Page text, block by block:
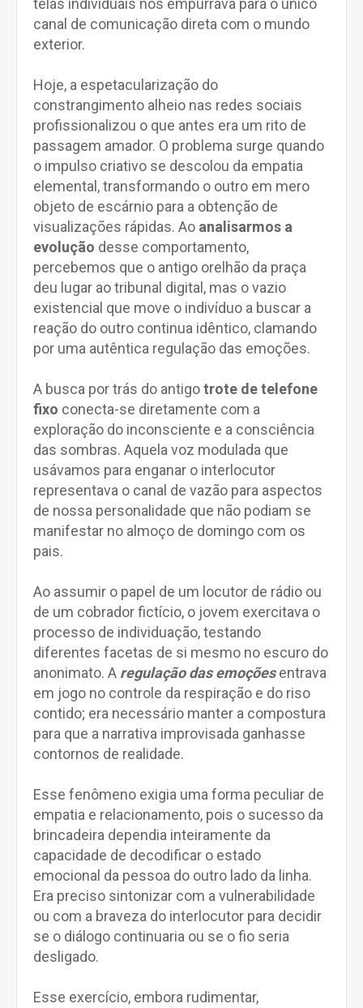
telas individuais nos empurrava para o único
canal de comunicação direta com o mundo
exterior.
Hoje, a espetacularização do
constrangimento alheio nas redes sociais
profissionalizou o que antes era um rito de
passagem amador. O problema surge quando
o impulso criativo se descolou da empatia
elemental, transformando o outro em mero
objeto de escárnio para a obtenção de
visualizações rápidas. Ao analisarmos a
evolução desse comportamento,
percebemos que o antigo orelhão da praça
deu lugar ao tribunal digital, mas o vazio
existencial que move o indivíduo a buscar a
reação do outro continua idêntico, clamando
por uma autêntica regulação das emoções.
A busca por trás do antigotrote de telefone
fixo conecta-se diretamente com a
exploração do inconsciente e a consciência
das sombras. Aquela voz modulada que
usávamos para enganar o interlocutor
representava o canal de vazão para aspectos
de nossa personalidade que não podiam se
manifestar no almoço de domingo com os
pais.
Ao assumir o papel de um locutor de rádio ou
de um cobrador fictício, o jovem exercitava o
processo de individuação, testando
diferentes facetas de si mesmo no escuro do
anonimato. A regulação das emoçõesentrava
em jogo no controle da respiração e do riso
contido; era necessário manter a compostura
para que a narrativa improvisada ganhasse
contornos de realidade.
Esse fenômeno exigia uma forma peculiar de
empatia e relacionamento, pois o sucesso da
brincadeira dependia inteiramente da
capacidade de decodificar o estado
emocional da pessoa do outro lado da linha.
Era preciso sintonizar com a vulnerabilidade
ou com a braveza do interlocutor para decidir
se o diálogo continuaria ou se o fio seria
desligado.
Esse exercício, embora rudimentar,